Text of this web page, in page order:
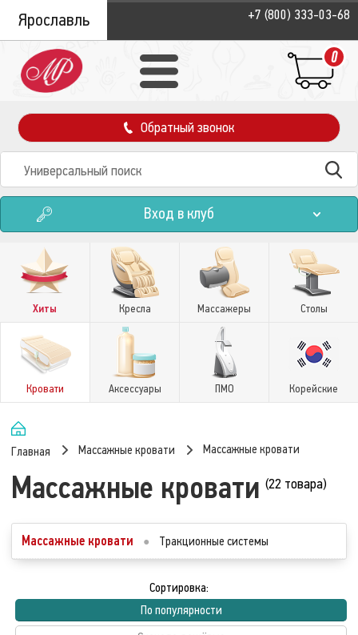
Ярославль +7 (800) 333-03-68
0
Обратный звонок
Вход в клуб
Хиты Кресла Массажеры Столы
Кровати Аксессуары ПМО Корейские
Главная Массажные кровати Массажные кровати
Массажные кровати (22 товара)
Массажные кровати ● Тракционные системы
Сортировка:
По популярности